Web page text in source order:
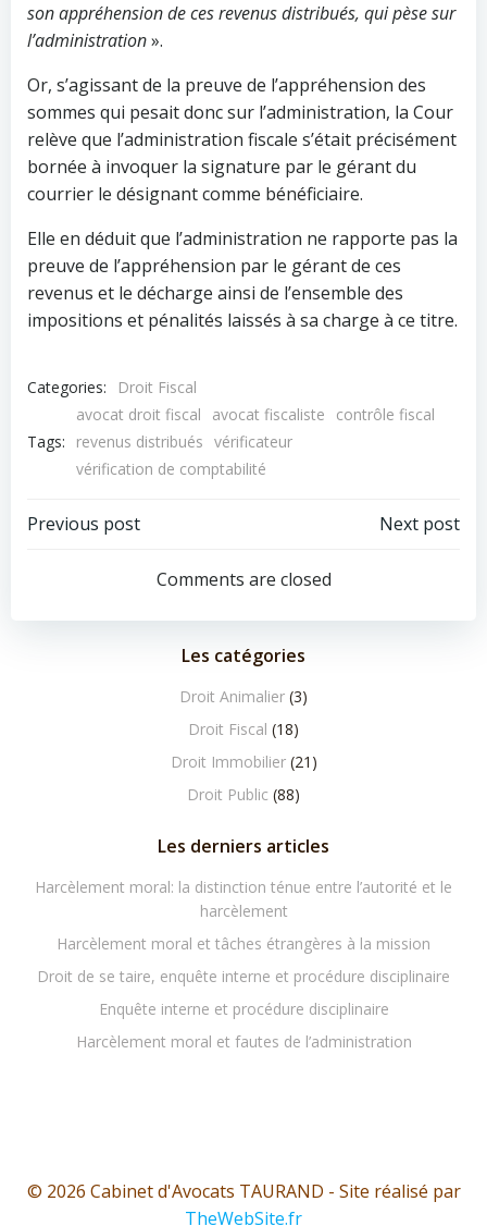
son appréhension de ces revenus distribués, qui pèse sur
l’administration».
Or, s’agissant de la preuve de l’appréhension des
sommes qui pesait donc sur l’administration, la Cour
relève que l’administration fiscale s’était précisément
bornée à invoquer la signature par le gérant du
courrier le désignant comme bénéficiaire.
Elle en déduit que l’administration ne rapporte pas la
preuve de l’appréhension par le gérant de ces
revenus et le décharge ainsi de l’ensemble des
impositions et pénalités laissés à sa charge à ce titre.
Categories: Droit Fiscal
Tags:
avocat droit fiscal avocat fiscaliste
contrôle fiscal
revenus distribués vérificateur
vérification de comptabilité
Navigation
l’article
Previous post
Navigation
de
l’article
Next post
Comments are closed
Les catégories
Droit Animalier (3)
Droit Fiscal (18)
Droit Immobilier(21)
Droit Public (88)
Les derniers articles
Harcèlement moral: la distinction ténue entre l’autorité et le
harcèlement
Harcèlement moral et tâches étrangères à la mission
Droit de se taire, enquête interne et procédure disciplinaire
Enquête interne et procédure disciplinaire
Harcèlement moral et fautes de l’administration
© 2026 Cabinet d'Avocats TAURAND - Site réalisé par
TheWebSite.fr